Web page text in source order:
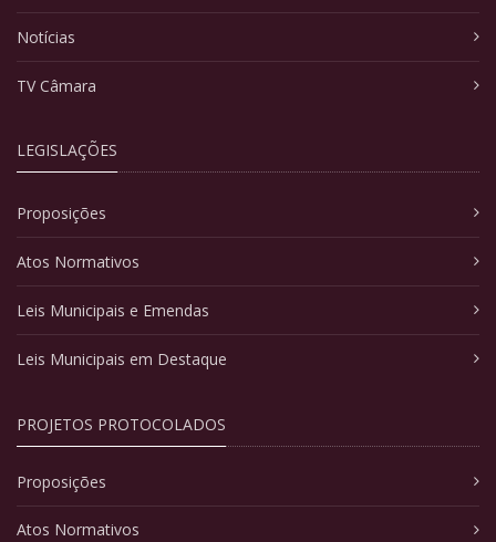
Notícias
TV Câmara
LEGISLAÇÕES
Proposições
Atos Normativos
Leis Municipais e Emendas
Leis Municipais em Destaque
PROJETOS PROTOCOLADOS
Proposições
Atos Normativos